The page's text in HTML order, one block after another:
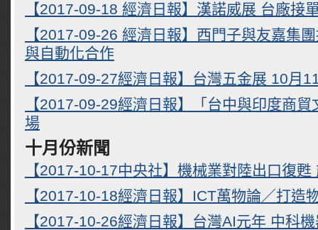
【2017-09-18 經濟日報】漢諾威展 台廠接
【2017-09-26 經濟日報】西門子與友嘉集
與自動化合作
【2017-09-27經濟日報】台灣五金展 10月
【2017-09-29經濟日報】「台中與印度商
場
十月份新聞
【2017-10-17中央社】機械業對陸出口復
【2017-10-18經濟日報】ICT萬物論／打造
【2017-10-26經濟日報】台灣AI元年 中科